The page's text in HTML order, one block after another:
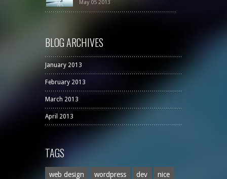
May 05 2013
BLOG ARCHIVES
January 2013
February 2013
March 2013
April 2013
TAGS
web design wordpress dev nice